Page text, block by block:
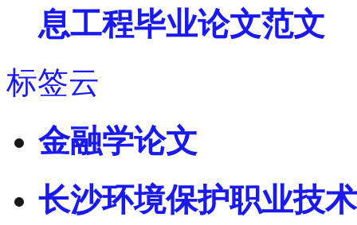
息工程毕业论文范文
标签云
金融学论文
长沙环境保护职业技